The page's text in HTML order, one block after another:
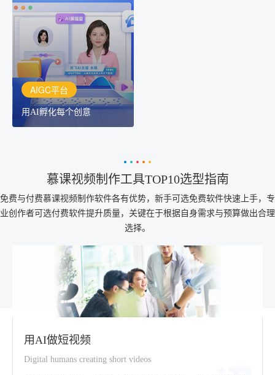
AIGC平台
用AI孵化每个创意
用AI孵化每个创意
讯飞AIGC平台：让每个创
作者都拥有自己的专注AI
创作助手
慕课视频制作工具TOP10选型指南
免费与付费慕课视频制作软件各有优势，新手可选免费软件快速上手，专
业创作者可选付费软件提升质量，关键在于根据自身需求与预算做出合理
选择。
用AI做短视频
Digital humans creating short videos